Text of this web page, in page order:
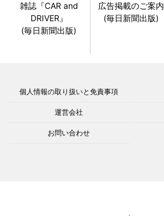
雑誌『CAR and
DRIVER』
(毎日新聞出版)
広告掲載のご案内
(毎日新聞出版)
個人情報の取り扱いと免責事項
運営会社
お問い合わせ